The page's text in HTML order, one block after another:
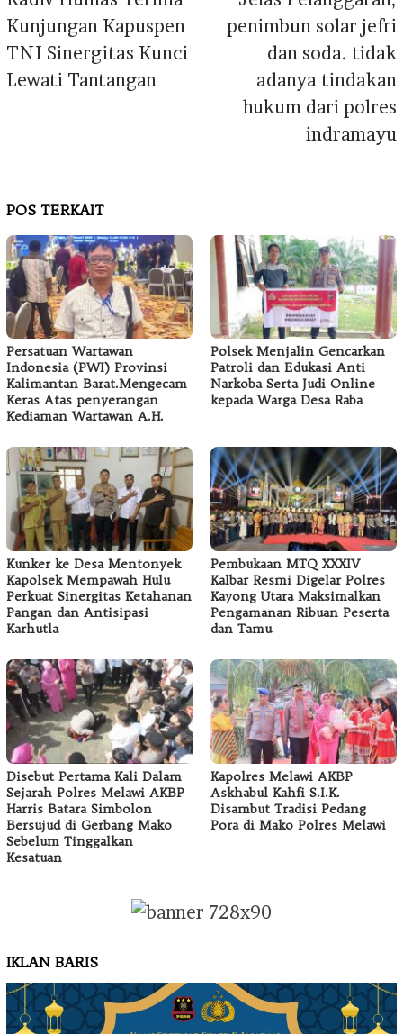
Kunjungan Kapuspen
TNI Sinergitas Kunci
Lewati Tantangan
penimbun solar jefri
dan soda. tidak
adanya tindakan
hukum dari polres
indramayu
POS TERKAIT
Persatuan Wartawan
Indonesia (PWI) Provinsi
Kalimantan Barat.Mengecam
Keras Atas penyerangan
Kediaman Wartawan A.H.
Polsek Menjalin Gencarkan
Patroli dan Edukasi Anti
Narkoba Serta Judi Online
kepada Warga Desa Raba
Kunker ke Desa Mentonyek
Kapolsek Mempawah Hulu
Perkuat Sinergitas Ketahanan
Pangan dan Antisipasi
Karhutla
Pembukaan MTQ XXXIV
Kalbar Resmi Digelar Polres
Kayong Utara Maksimalkan
Pengamanan Ribuan Peserta
dan Tamu
Disebut Pertama Kali Dalam
Sejarah Polres Melawi AKBP
Harris Batara Simbolon
Bersujud di Gerbang Mako
Sebelum Tinggalkan
Kesatuan
Kapolres Melawi AKBP
Askhabul Kahfi S.I.K.
Disambut Tradisi Pedang
Pora di Mako Polres Melawi
IKLAN BARIS